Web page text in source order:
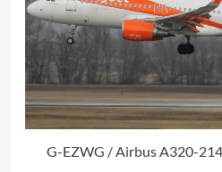
G-EZWG / Airbus A320-